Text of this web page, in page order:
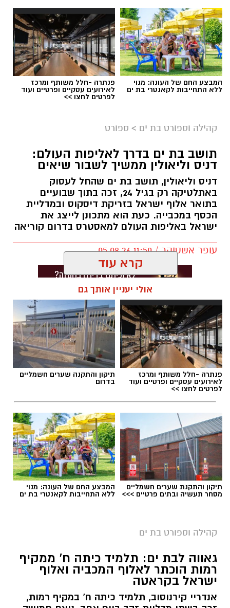
המבצע החם של העונה: מנוי
ללא התחייבות לקאנטרי בת ים
פנתרה -חלל משותף ומרכז
לאירועים עסקיים ופרטיים ועוד
לפרטים לחצו >>
קהילה וספורט בת ים > ספורט
תושב בת ים בדרך לאליפות העולם:
דניס וליאולין ממשיך לשבור שיאים
דניס וליאולין, תושב בת ים שהחל לעסוק
באתלטיקה רק בגיל 24, זכה בתוך שבועיים
בתואר אלוף ישראל בזריקת דיסקוס ובמדליית
הכסף במכבייה. כעת הוא מתכונן לייצג את
ישראל באליפות העולם למאסטרס בדרום קוריאה
עופר אשטוקר / 11:50 05.08.26
תגים:דניס וליאולין
גאווה מקומית לבת ים: דניס וליאולין ממשיך לרשום
הצליח בזכות עבודה קשה, התמדה ונחישות להפוך
לאחד הספורטאים הבולטים בענף זריקת הדיסקוס
קרא עוד
אולי יעניין אותך גם
פנתרה -חלל משותף ומרכז
לאירועים עסקיים ופרטיים ועוד
לפרטים לחצו >>
תיקון והתקנה שערים חשמליים
בדרום
תיקון והתקנת שערים חשמליים
מסחר תעשיה ובתים פרטיים >>>
המבצע החם של העונה: מנוי
ללא התחייבות לקאנטרי בת ים
קהילה וספורט בת ים
גאווה לבת ים: תלמיד כיתה ח' ממקיף
רמות הוכתר לאלוף המכביה ואלוף
ישראל בקראטה
אנדריי קירנוסוב, תלמיד כיתה ח' במקיף רמות,